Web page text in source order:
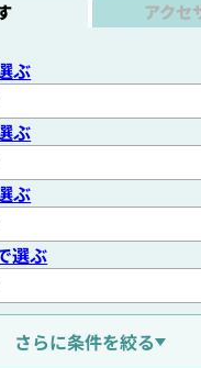
アクセ
ぶ
ぶ
ぶ
選ぶ
ぶ
さらに条件を絞る